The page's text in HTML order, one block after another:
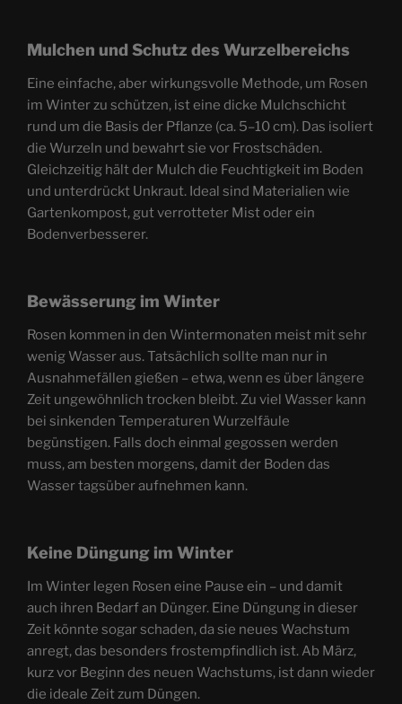
Mulchen und Schutz des Wurzelbereichs
Eine einfache, aber wirkungsvolle Methode, um Rosen
im Winter zu schützen, ist eine dicke Mulchschicht
rund um die Basis der Pflanze (ca. 5–10 cm). Das isoliert
die Wurzeln und bewahrt sie vor Frostschäden.
Gleichzeitig hält der Mulch die Feuchtigkeit im Boden
und unterdrückt Unkraut. Ideal sind Materialien wie
Gartenkompost, gut verrotteter Mist oder ein
Bodenverbesserer.
Bewässerung im Winter
Rosen kommen in den Wintermonaten meist mit sehr
wenig Wasser aus. Tatsächlich sollte man nur in
Ausnahmefällen gießen – etwa, wenn es über längere
Zeit ungewöhnlich trocken bleibt. Zu viel Wasser kann
bei sinkenden Temperaturen Wurzelfäule
begünstigen. Falls doch einmal gegossen werden
muss, am besten morgens, damit der Boden das
Wasser tagsüber aufnehmen kann.
Keine Düngung im Winter
Im Winter legen Rosen eine Pause ein – und damit
auch ihren Bedarf an Dünger. Eine Düngung in dieser
Zeit könnte sogar schaden, da sie neues Wachstum
anregt, das besonders frostempfindlich ist. Ab März,
kurz vor Beginn des neuen Wachstums, ist dann wieder
die ideale Zeit zum Düngen.